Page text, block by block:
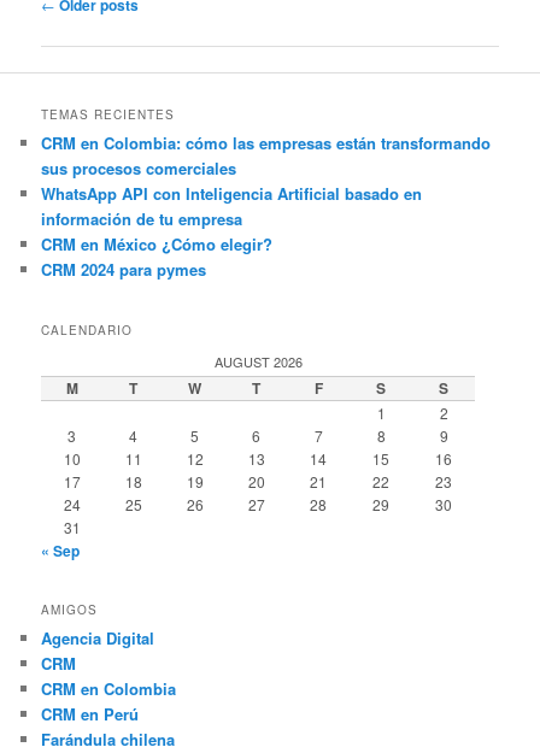
← Older posts
TEMAS RECIENTES
CRM en Colombia: cómo las empresas están transformando
sus procesos comerciales
WhatsApp API con Inteligencia Artificial basado en
información de tu empresa
CRM en México ¿Cómo elegir?
CRM 2024 para pymes
CALENDARIO
AUGUST 2026
M T W T F S S
1
2
3
4 5 6 7 8
9
10
11 12 13 14 15
16
17
18 19 20 21 22
23
24
25 26 27 28 29
30
31
« Sep
AMIGOS
Agencia Digital
CRM
CRM en Colombia
CRM en Perú
Farándula chilena